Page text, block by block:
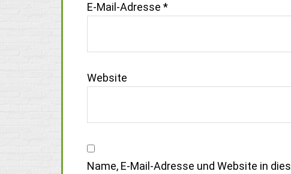
E-Mail-Adresse *
Website
Name, E-Mail-Adresse und Website in